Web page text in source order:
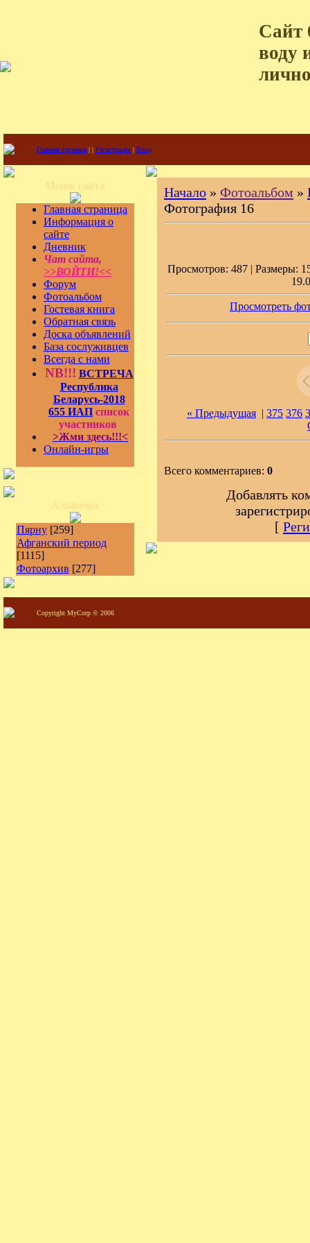
Сайт
воду
Главная страница | | Регистрация | Вход
Главная страница
Информация о
сайте
Дневник
Чат сайта,
>>ВОЙТИ!<<
Форум
Фотоальбом
Гостевая книга
Обратная связь
Доска объявлений
База сослуживцев
Всегда с нами
NB!!! ВСТРЕЧА
Республика
Беларусь-2018
655 ИАП список
участников
>Жми здесь!!!<
Онлайн-игры
Пярну [259]
Афганский период
[1115]
Фотоархив [277]
Начало » Фотоальбом »
Фотография 16
Просмотров: 487 | Размеры:
Просмотреть
« Предыдущая | 375 376
Всего комментариев: 0
Добавлять
[
Copyright MyCorp © 2006